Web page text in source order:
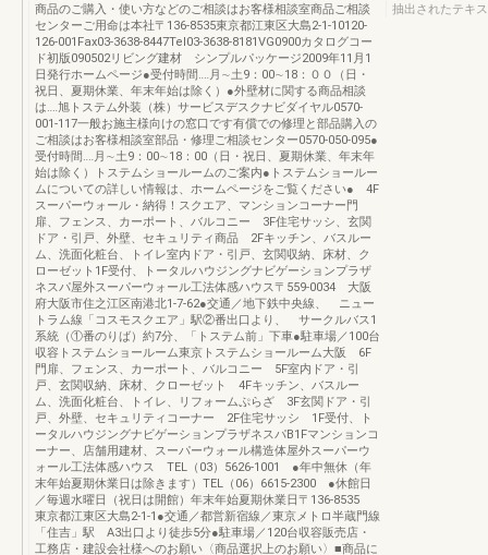
商品のご購入・使い方などのご相談はお客様相談室商品ご相談
センターご用命は本社〒136-8535東京都江東区大島2-1-10120-
126-001Fax03-3638-8447Tel03-3638-8181VG0900カタログコー
ド初版090502リビング建材 シンプルパッケージ2009年11月1
日発行ホームページ●受付時間‥‥月∼土9：00∼18：００（日・
祝日、夏期休業、年末年始は除く）●外壁材に関する商品相談
は‥‥旭トステム外装（株）サービスデスクナビダイヤル0570-
001-117一般お施主様向けの窓口です有償での修理と部品購入の
ご相談はお客様相談室部品・修理ご相談センター0570-050-095●
受付時間‥‥月∼土9：00∼18：00（日・祝日、夏期休業、年末年
始は除く）トステムショールームのご案内●トステムショールー
ムについての詳しい情報は、ホームページをご覧ください● 4F
スーパーウォール・納得！スクエア、マンションコーナー門
扉、フェンス、カーポート、バルコニー 3F住宅サッシ、玄関
ドア・引戸、外壁、セキュリティ商品 2Fキッチン、バスルー
ム、洗面化粧台、トイレ室内ドア・引戸、玄関収納、床材、ク
ローゼット1F受付、トータルハウジングナビゲーションプラザ
ネスパ屋外スーパーウォール工法体感ハウス〒559-0034 大阪
府大阪市住之江区南港北1-7-62●交通／地下鉄中央線、 ニュー
トラム線「コスモスクエア」駅②番出口より、 サークルバス1
系統（①番のりば）約7分、「トステム前」下車●駐車場／100台
収容トステムショールーム東京トステムショールーム大阪 6F
門扉、フェンス、カーポート、バルコニー 5F室内ドア・引
戸、玄関収納、床材、クローゼット 4Fキッチン、バスルー
ム、洗面化粧台、トイレ、リフォームぷらざ 3F玄関ドア・引
戸、外壁、セキュリティコーナー 2F住宅サッシ 1F受付、ト
ータルハウジングナビゲーションプラザネスパB1Fマンションコ
ーナー、店舗用建材、スーパーウォール構造体屋外スーパーウ
ォール工法体感ハウス TEL（03）5626-1001 ●年中無休（年
末年始夏期休業日は除きます）TEL（06）6615-2300 ●休館日
／毎週水曜日（祝日は開館）年末年始夏期休業日〒136-8535
東京都江東区大島2-1-1●交通／都営新宿線／東京メトロ半蔵門線
「住吉」駅 A3出口より徒歩5分●駐車場／120台収容販売店・
工務店・建設会社様へのお願い〈商品選択上のお願い〉■商品に
抽出されたテキ